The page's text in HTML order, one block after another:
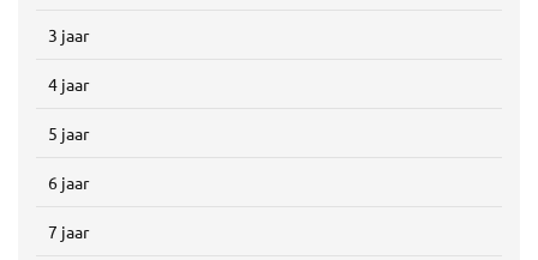
3 jaar
4 jaar
5 jaar
6 jaar
7 jaar